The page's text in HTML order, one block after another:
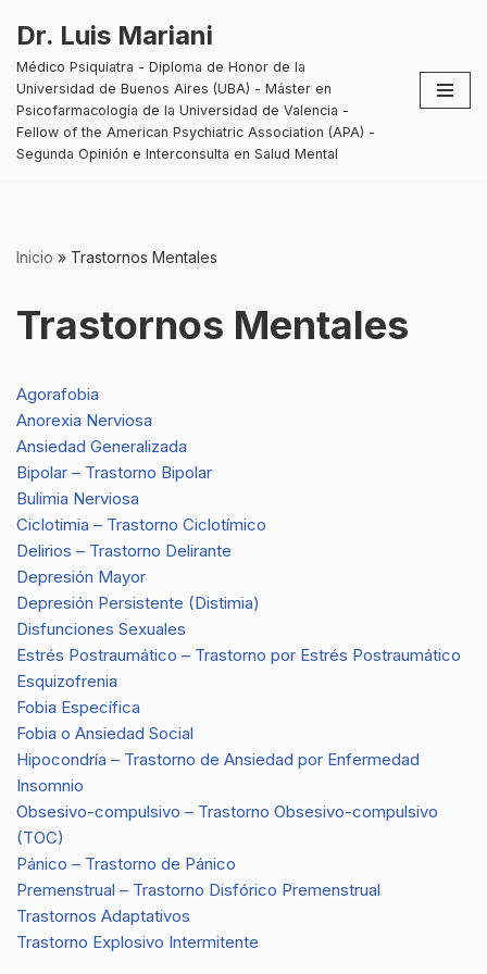
Saltar
al
contenido
Dr. Luis Mariani
Médico Psiquiatra - Diploma de Honor de la
Universidad de Buenos Aires (UBA) - Máster en
Psicofarmacología de la Universidad de Valencia -
Fellow of the American Psychiatric Association (APA) -
Segunda Opinión e Interconsulta en Salud Mental
Inicio » Trastornos Mentales
Trastornos Mentales
Agorafobia
Anorexia Nerviosa
Ansiedad Generalizada
Bipolar – Trastorno Bipolar
Bulimia Nerviosa
Ciclotimia – Trastorno Ciclotímico
Delirios – Trastorno Delirante
Depresión Mayor
Depresión Persistente (Distimia)
Disfunciones Sexuales
Estrés Postraumático – Trastorno por Estrés Postraumático
Esquizofrenia
Fobia Específica
Fobia o Ansiedad Social
Hipocondría – Trastorno de Ansiedad por Enfermedad
Insomnio
Obsesivo-compulsivo – Trastorno Obsesivo-compulsivo
(TOC)
Pánico – Trastorno de Pánico
Premenstrual – Trastorno Disfórico Premenstrual
Trastornos Adaptativos
Trastorno Explosivo Intermitente